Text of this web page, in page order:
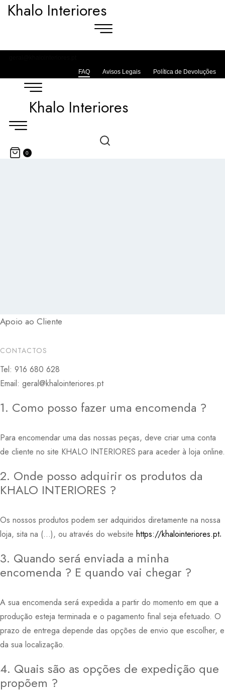
Khalo Interiores
FAQ
Avisos Legais Política de Devoluções
Khalo Interiores
0
Apoio ao Cliente
CONTACTOS
Tel: 916 680 628
Email: geral@khalointeriores.pt
1. Como posso fazer uma encomenda ?
Para encomendar uma das nossas peças, deve criar uma conta
de cliente no site KHALO INTERIORES para aceder à loja online.
2. Onde posso adquirir os produtos da
KHALO INTERIORES ?
Os nossos produtos podem ser adquiridos diretamente na nossa
loja, sita na (…), ou através do website https://khalointeriores.pt.
3. Quando será enviada a minha
encomenda ? E quando vai chegar ?
A sua encomenda será expedida a partir do momento em que a
produção esteja terminada e o pagamento final seja efetuado. O
prazo de entrega depende das opções de envio que escolher, e
da sua localização.
4. Quais são as opções de expedição que
propõem ?